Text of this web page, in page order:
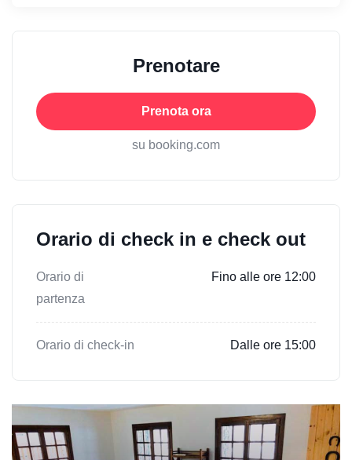
Prenotare
Prenota ora
su booking.com
Orario di check in e check out
Orario di
partenza
Fino alle ore 12:00
Orario di check-in Dalle ore 15:00